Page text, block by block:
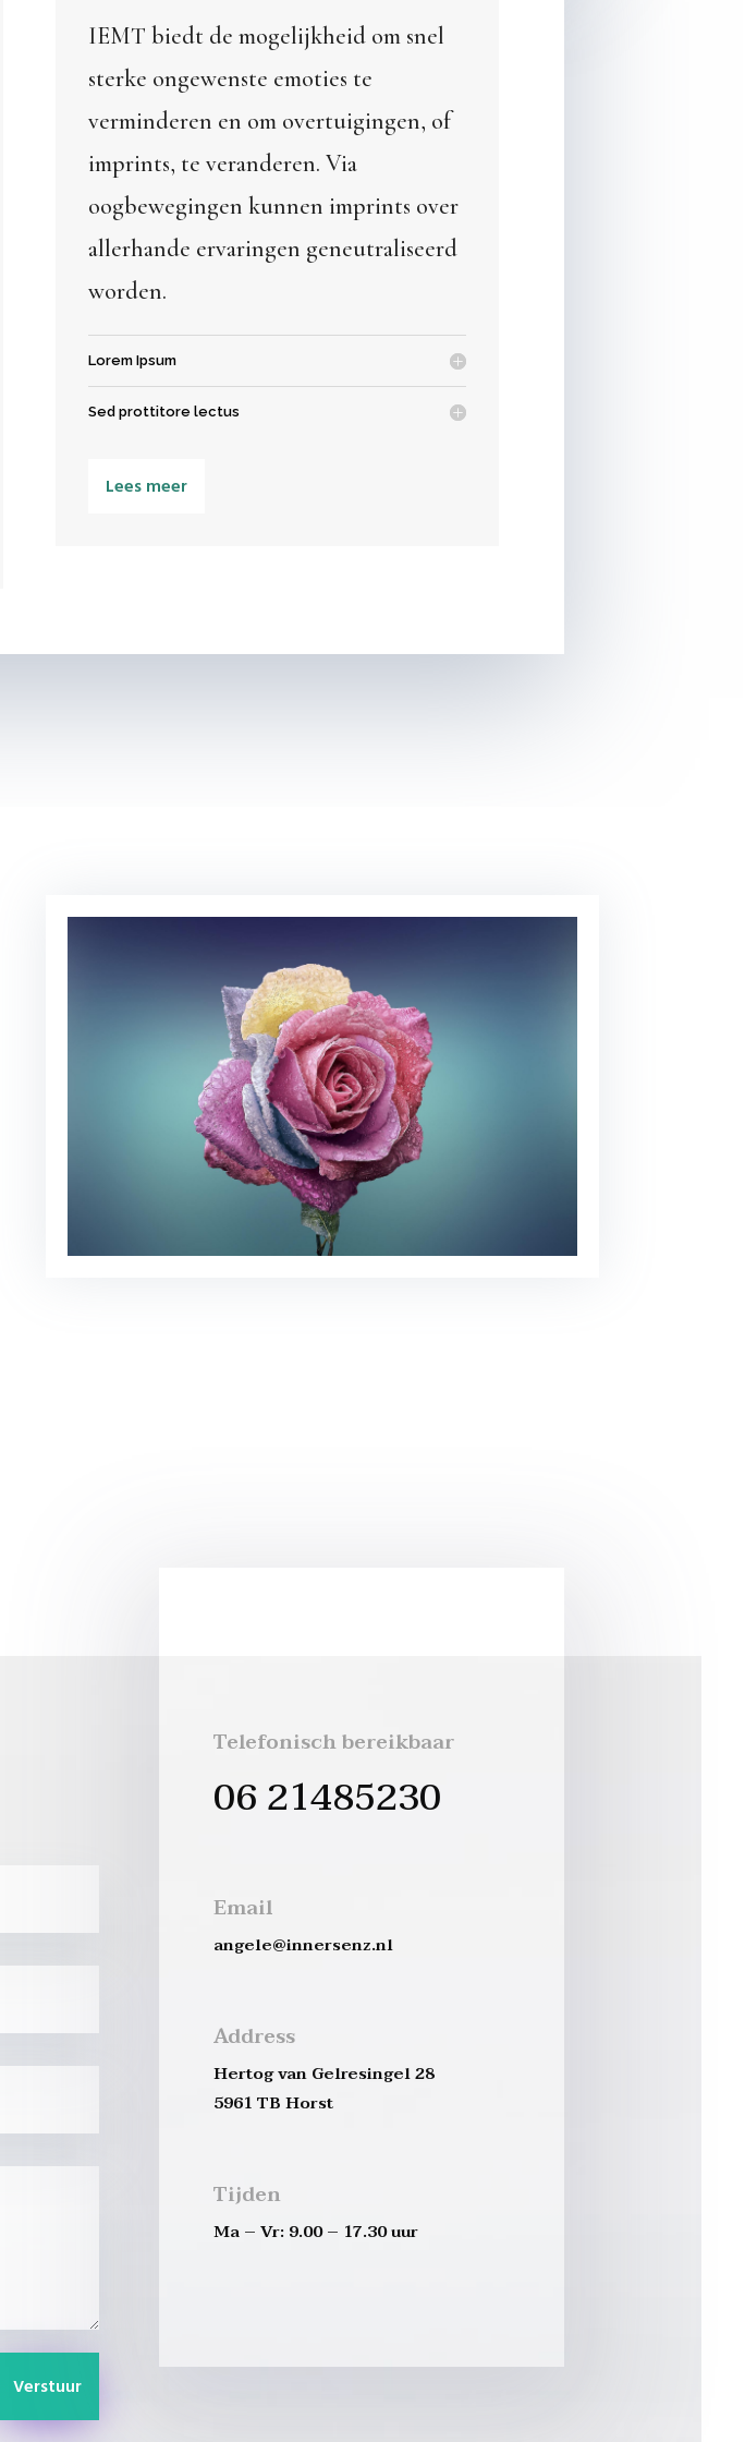
IEMT biedt de mogelijkheid om snel
sterke ongewenste emoties te
verminderen en om overtuigingen, of
imprints, te veranderen. Via
oogbewegingen kunnen imprints over
allerhande ervaringen geneutraliseerd
worden.
Lorem Ipsum
Sed prottitore lectus
Lees meer
Verstuur
Telefonisch bereikbaar
06 21485230
Email
angele@innersenz.nl
Address
Hertog van Gelresingel 28
5961 TB Horst
Tijden
Ma – Vr: 9.00 – 17.30 uur